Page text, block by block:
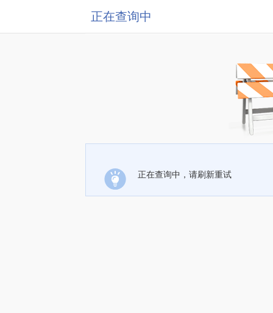
正在查询中
正在查询中，请刷新重试